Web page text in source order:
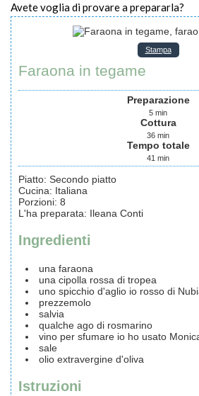
Avete voglia di provare a prepararla?
Stampa
Faraona in tegame
Preparazione
5 min
Cottura
36 min
Tempo totale
41 min
Piatto: Secondo piatto
Cucina: Italiana
Porzioni: 8
L'ha preparata: Ileana Conti
Ingredienti
una faraona
una cipolla rossa di tropea
uno spicchio d'aglio io rosso di
prezzemolo
salvia
qualche ago di rosmarino
vino per sfumare io ho usato
sale
olio extravergine d'oliva
Istruzioni